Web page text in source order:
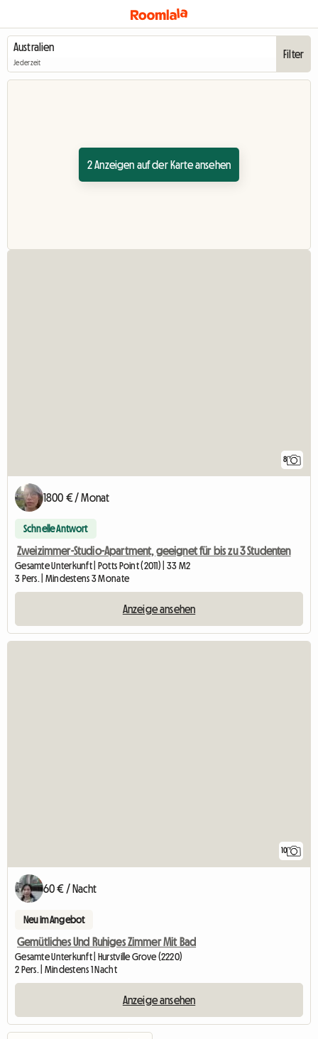
Jederzeit
Filter
2 Anzeigen auf der Karte ansehen
8
1800 € / Monat
Schnelle Antwort
Zweizimmer-Studio-Apartment, geeignet für bis zu 3 Studenten
Gesamte Unterkunft | Potts Point (2011) | 33 M2
3 Pers. | Mindestens 3 Monate
Anzeige ansehen
10
60 € / Nacht
Neu im Angebot
Gemütliches Und Ruhiges Zimmer Mit Bad
Gesamte Unterkunft | Hurstville Grove (2220)
2 Pers. | Mindestens 1 Nacht
Anzeige ansehen